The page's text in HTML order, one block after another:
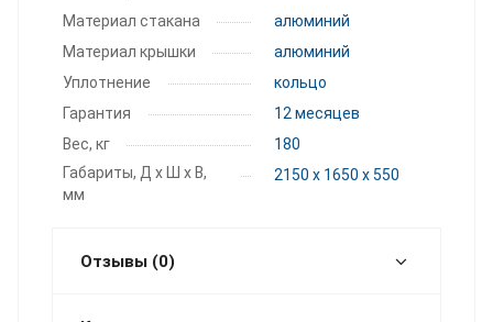
Материал стакана
алюминий
Материал крышки
алюминий
Уплотнение
кольцо
Гарантия
12 месяцев
Вес, кг
180
Габариты, Д х Ш х В,
мм
2150 х 1650 х 550
Отзывы (0)